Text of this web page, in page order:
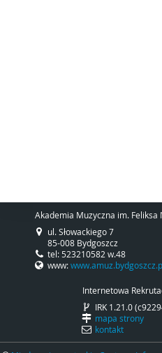
Akademia Muzyczna im.
ul. Słowackiego 7
85-008 Bydgoszcz
tel: 523210582 w.48
www:
Internetowa
IRK 1.21.0
mapa strony
kontakt